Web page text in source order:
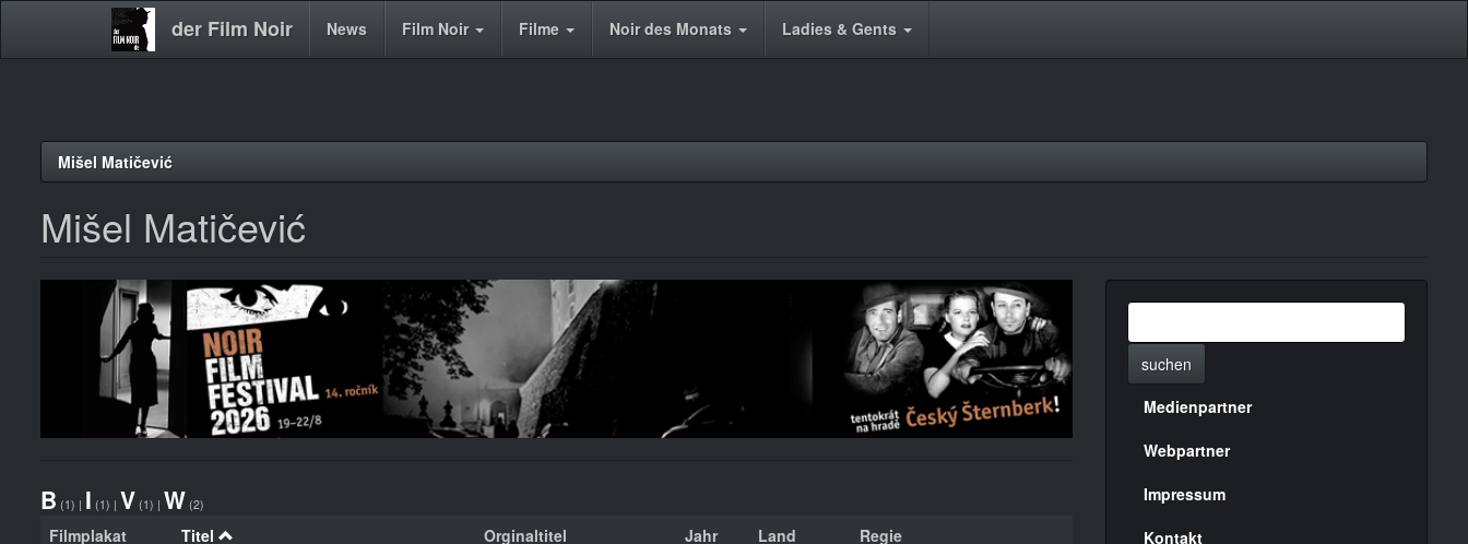
der Film Noir
Main News Film Noir Filme Noir des Monats Ladies & Gents
Mišel Matičević
Mišel Matičević
B (1) | I (1) | V (1) | W (2)
Filmplakat Titel Orginaltitel Jahr Land Regie
suchen
Menülinks
rechte
Seite
Medienpartner
Webpartner
Impressum
Kontakt